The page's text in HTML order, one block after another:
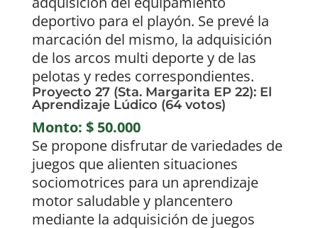
deportivo para el playón. Se prevé la
marcación del mismo, la adquisición
de los arcos multi deporte y de las
pelotas y redes correspondientes.
Proyecto 27 (Sta. Margarita EP 22): El
Aprendizaje Lúdico (64 votos)
Monto: $ 50.000
Se propone disfrutar de variedades de
juegos que alienten situaciones
sociomotrices para un aprendizaje
motor saludable y plancentero
mediante la adquisición de juegos